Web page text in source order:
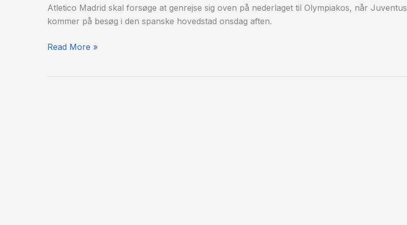
Atletico Madrid skal forsøge at genrejse sig oven på nederlaget til Olympiakos, når Juventus
kommer på besøg i den spanske hovedstad onsdag aften.
Juventus
Read More »